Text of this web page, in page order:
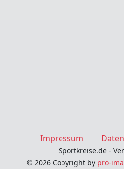
Impressum
Sportkreise.de -
© 2026 Copyright by pro-